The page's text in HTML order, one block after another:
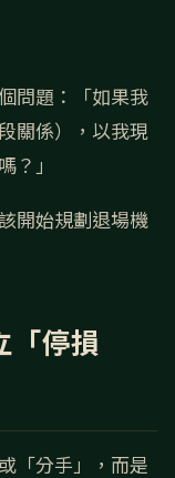
問題：「如果我
關係），以我現
？」
開始規劃退場機
「停損
「分手」，而是